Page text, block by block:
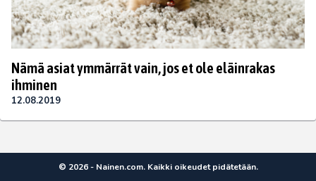
Nämä asiat ymmärrät vain, jos et ole eläinrakas
ihminen
12.08.2019
© 2026 - Nainen.com. Kaikki oikeudet pidätetään.